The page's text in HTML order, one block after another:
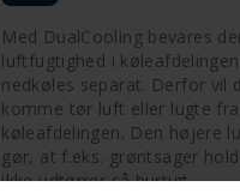
Med DualCooling bevares
luftfugtighed i
nedkøles separat. Derfor vil
komme tør luft eller lugte
køleafdelingen. Den højere
gør, at f.eks. grøntsager
ikke udtørrer så hurtigt.